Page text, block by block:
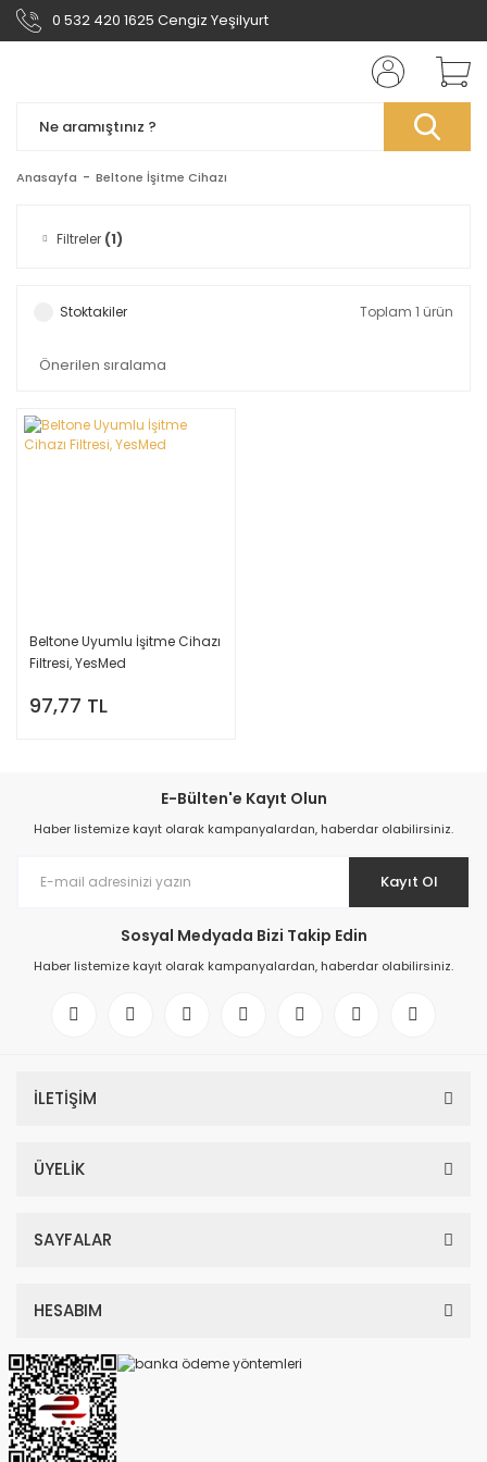
0 532 420 1625 Cengiz Yeşilyurt
Anasayfa Beltone İşitme Cihazı
Filtreler (1)
Stoktakiler Toplam 1 ürün
Beltone Uyumlu İşitme Cihazı
Filtresi, YesMed
97,77 TL
E-Bülten'e Kayıt Olun
Haber listemize kayıt olarak kampanyalardan, haberdar olabilirsiniz.
Kayıt Ol
Sosyal Medyada Bizi Takip Edin
Haber listemize kayıt olarak kampanyalardan, haberdar olabilirsiniz.
İLETİŞİM
ÜYELİK
SAYFALAR
HESABIM